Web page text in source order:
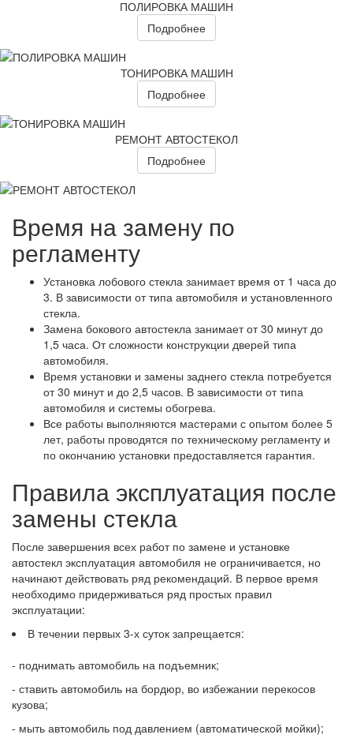
ПОЛИРОВКА МАШИН
Подробнее
ТОНИРОВКА МАШИН
Подробнее
РЕМОНТ АВТОСТЕКОЛ
Подробнее
Время на замену по
регламенту
Установка лобового стекла занимает время от 1 часа до
3. В зависимости от типа автомобиля и установленного
стекла.
Замена бокового автостекла занимает от 30 минут до
1,5 часа. От сложности конструкции дверей типа
автомобиля.
Время установки и замены заднего стекла потребуется
от 30 минут и до 2,5 часов. В зависимости от типа
автомобиля и системы обогрева.
Все работы выполняются мастерами с опытом более 5
лет, работы проводятся по техническому регламенту и
по окончанию установки предоставляется гарантия.
Правила эксплуатация после
замены стекла
После завершения всех работ по замене и установке
автостекл эксплуатация автомобиля не ограничивается, но
начинают действовать ряд рекомендаций. В первое время
необходимо придерживаться ряд простых правил
эксплуатации:
В течении первых 3-х суток запрещается:
- поднимать автомобиль на подъемник;
- ставить автомобиль на бордюр, во избежании перекосов
кузова;
- мыть автомобиль под давлением (автоматической мойки);